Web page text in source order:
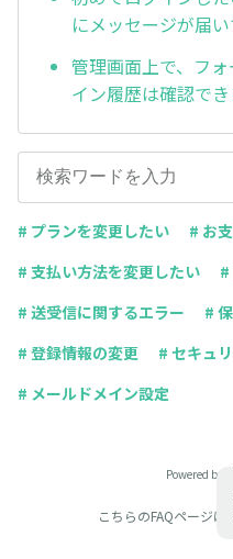
にメッセージが届
管理画面上で、フ
イン履歴は確認で
# プランを変更したい
# お
# 支払い方法を変更したい
#
# 送受信に関するエラー
#
# 登録情報の変更
# セキュ
# メールドメイン設定
Powered by
こちらのFAQページは